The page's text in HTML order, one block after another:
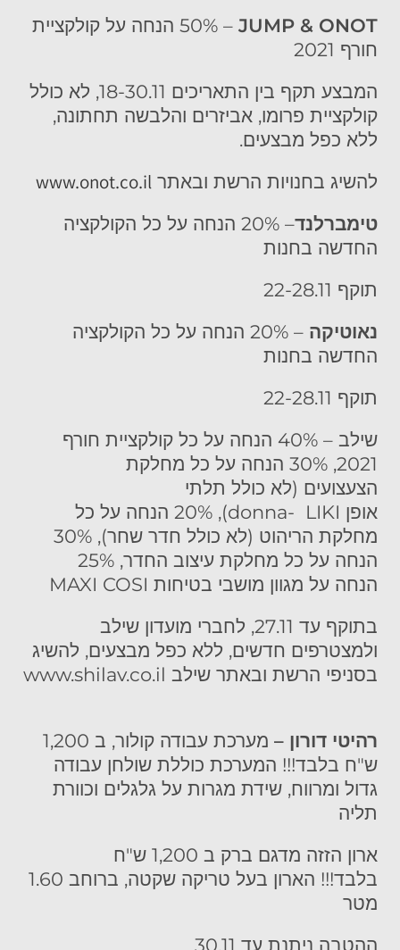
JUMP & ONOT
– 50% הנחה על קולקציית
חורף 2021
המבצע תקף בין התאריכים 18-30.11, לא כולל
קולקציית פרומו, אביזרים והלבשה תחתונה,
ללא כפל מבצעים.
להשיג בחנויות הרשת ובאתר www.onot.co.il
טימברלנד
– 20% הנחה על כל הקולקציה
החדשה בחנות
תוקף 22-28.11
נאוטיקה
– 20% הנחה על כל הקולקציה
החדשה בחנות
תוקף 22-28.11
שילב – 40%
הנחה על כל קולקציית חורף
2021, 30% הנחה על כל מחלקת
הצעצועים (לא כולל תלתי
אופן LIKI
donna-
), 20% הנחה על כל
מחלקת הריהוט (לא כולל חדר שחר), 30%
הנחה על כל מחלקת עיצוב החדר, 25%
הנחה על מגוון מושבי בטיחות MAXI COSI
בתוקף עד 27.11,
לחברי מועדון שילב
ולמצטרפים חדשים, ללא כפל מבצעים, להשיג
בסניפי הרשת ובאתר שילב l www.shilav.co.i
רהיטי דורון – מ
ערכת עבודה קולור, ב 1,200
ש"ח בלבד!!! המערכת כוללת שולחן עבודה
גדול ומרווח, שידת מגרות על גלגלים וכוורת
תליה
ארון הזזה מדגם ברק ב 1,200 ש"ח
בלבד!!!
הארון בעל טריקה שקטה, ברוחב 1.60
מטר
ההטבה ניתנת עד 30.11